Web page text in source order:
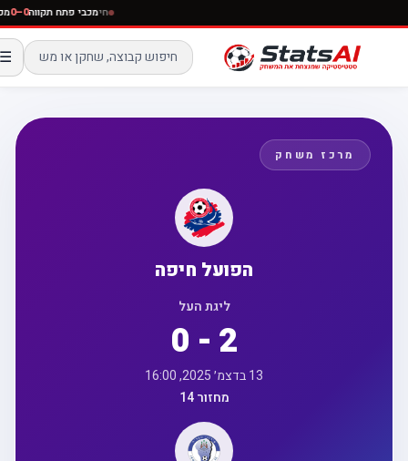
חימכבי פתח תקווה0–0
☰
מרכז משחק
הפועל חיפה
ליגת העל
0 - 2
13 בדצמ׳ 2025, 16:00
מחזור 14